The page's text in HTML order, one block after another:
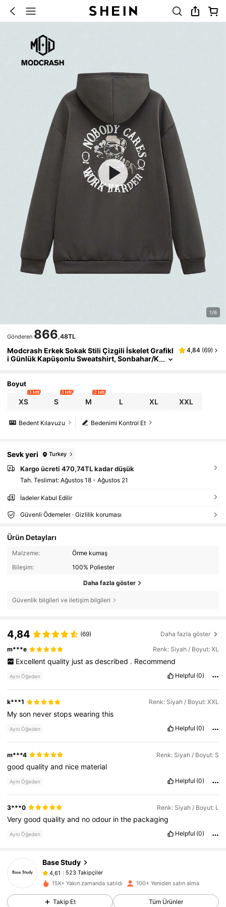
1/6
Gönderen 866,48TL
Modcrash Erkek Sokak Stili Çizgili İskelet Grafikl
i Günlük Kapüşonlu Sweatshirt, Sonbahar/K
eri İçin Uygundur.
4,84 (69)
Boyut
XS
3 left
S
3 left
M
2 left
L XL XXL
Bedenimi Kontrol Et
Bedent Kılavuzu
Sevk yeri Turkey
Kargo ücreti 470,74TL kadar düşük
Tah. Teslimat: Ağustos 18 - Ağustos 21
İadeler Kabul Edilir
Güvenli Ödemeler · Gizlilik koruması
Ürün Detayları
Malzeme:
Örme kumaş
Bileşim:
100% Poliester
Daha fazla göster
Güvenlik bilgileri ve iletişim bilgileri
4,84 (69) Daha fazla göster
m***e Renk: Siyah / Boyut: XL
Excellent quality just as described . Recommend
Aynı Öğeden Helpful (0)
k***1 Renk: Siyah / Boyut: XXL
Myson neverstopswearingthis
Aynı Öğeden Helpful (0)
m***4 Renk: Siyah / Boyut: S
goodqualityand nice material
Aynı Öğeden Helpful (0)
3***0 Renk: Siyah / Boyut: L
Verygoodqualityand noodour inthe packaging
Aynı Öğeden Helpful (0)
Base Study
4,61 523 Takipçiler
15K+ Yakın zamanda satıldı 100+ Yeniden satın alma
Takip Et Tüm Ürünler